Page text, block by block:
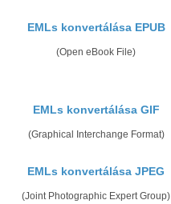
EMLs konvertálása EPUB
(Open eBook File)
EMLs konvertálása GIF
(Graphical Interchange Format)
EMLs konvertálása JPEG
(Joint Photographic Expert Group)